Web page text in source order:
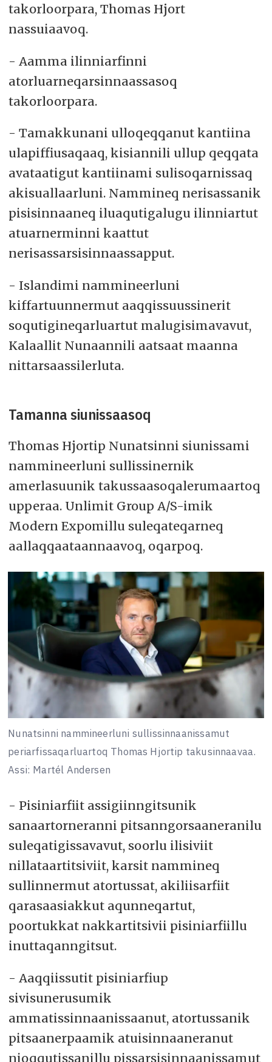
takorloorpara, Thomas Hjort
nassuiaavoq.
- Aamma ilinniarfinni
atorluarneqarsinnaassasoq
takorloorpara.
- Tamakkunani ulloqeqqanut kantiina
ulapiffiusaqaaq, kisiannili ullup qeqqata
avataatigut kantiinami sulisoqarnissaq
akisuallaarluni. Nammineq nerisassanik
pisisinnaaneq iluaqutigalugu ilinniartut
atuarnerminni kaattut
nerisassarsisinnaassapput.
- Islandimi nammineerluni
kiffartuunnermut aaqqissuussinerit
soqutigineqarluartut malugisimavavut,
Kalaallit Nunaannili aatsaat maanna
nittarsaassilerluta.
Tamanna siunissaasoq
Thomas Hjortip Nunatsinni siunissami
nammineerluni sullissinernik
amerlasuunik takussaasoqalerumaartoq
upperaa. Unlimit Group A/S-imik
Modern Expomillu suleqateqarneq
aallaqqaataannaavoq, oqarpoq.
Nunatsinni nammineerluni sullissinnaanissamut
periarfissaqarluartoq Thomas Hjortip takusinnaavaa.
Assi: Martél Andersen
- Pisiniarfiit assigiinngitsunik
sanaartorneranni pitsanngorsaaneranilu
suleqatigissavavut, soorlu ilisiviit
nillataartitsiviit, karsit nammineq
sullinnermut atortussat, akiliisarfiit
qarasaasiakkut aqunneqartut,
poortukkat nakkartitsivii pisiniarfiillu
inuttaqanngitsut.
- Aaqqiissutit pisiniarfiup
sivisunerusumik
ammatissinnaanissaanut, atortussanik
pitsaanerpaamik atuisinnaaneranut
nioqqutissanillu pissarsisinnaanissamut